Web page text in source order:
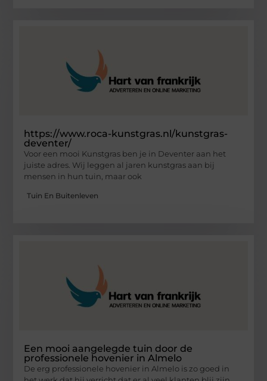
https://www.roca-kunstgras.nl/kunstgras-
deventer/
Voor een mooi Kunstgras ben je in Deventer aan het
juiste adres. Wij leggen al jaren kunstgras aan bij
mensen in hun tuin, maar ook
Tuin En Buitenleven
Een mooi aangelegde tuin door de
professionele hovenier in Almelo
De erg professionele hovenier in Almelo is zo goed in